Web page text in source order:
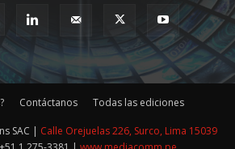
Contáctanos Todas las ediciones
SAC | Calle Orejuelas 226, Surco, Lima 15039